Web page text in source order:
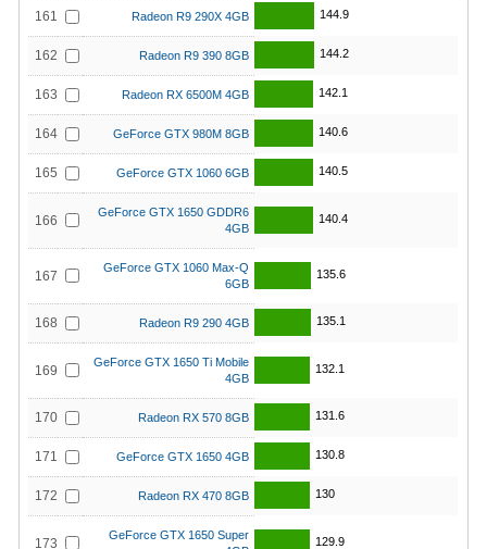
161 Radeon R9 290X 4GB 144.9
162 Radeon R9 390 8GB 144.2
163 Radeon RX 6500M 4GB 142.1
164 GeForce GTX 980M 8GB 140.6
165 GeForce GTX 1060 6GB 140.5
166
GeForce GTX 1650 GDDR6
4GB
140.4
167
GeForce GTX 1060 Max-Q
6GB
135.6
168 Radeon R9 290 4GB 135.1
169
GeForce GTX 1650 Ti Mobile
4GB
132.1
170 Radeon RX 570 8GB 131.6
171 GeForce GTX 1650 4GB 130.8
172 Radeon RX 470 8GB 130
173
GeForce GTX 1650 Super
129.9